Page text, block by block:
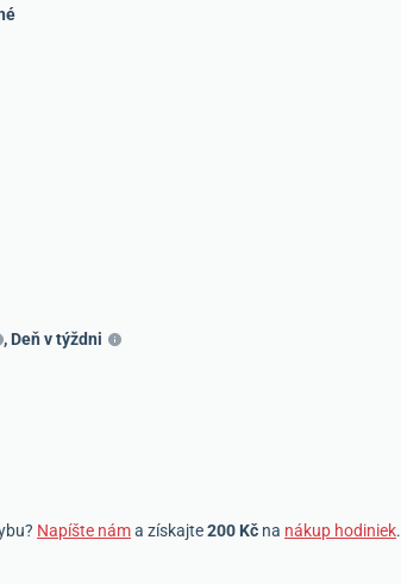
, Deň v týždni
Napíšte náma získajte200 Kč na nákup hodiniek.